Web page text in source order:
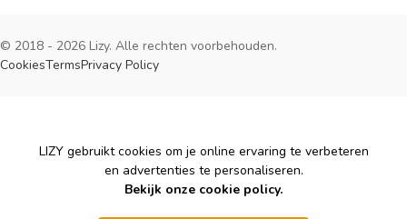
© 2018 - 2026 Lizy. Alle rechten voorbehouden.
CookiesTermsPrivacy Policy
Cookies
LIZY gebruikt cookies om je online ervaring te verbeteren
en advertenties te personaliseren.
Bekijk onze cookie policy.